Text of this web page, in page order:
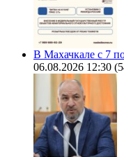
В Махачкале с 7
06.08.2026 12:30